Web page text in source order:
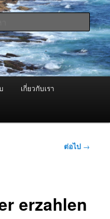
ควัน Best
และ อะไหล่
วยความจริงใจ
ค้นหา
เกี่ยวกับเรา
ต่อไป →
erzahlen